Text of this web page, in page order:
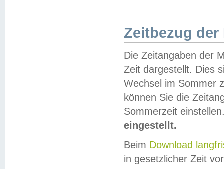
Zeitbezug der
Die Zeitangaben der
Zeit dargestellt. Dies
Wechsel im Sommer
können Sie die
Sommerzeit
eingestellt.
Beim Download
in gesetzlicher Zeit